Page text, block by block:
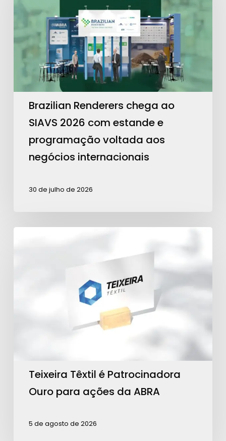
SIAVS
2026
com
estande
programação
voltada
negócios
internacionais
Brazilian Renderers chega ao
SIAVS 2026 com estande e
programação voltada aos
negócios internacionais
30 de julho de 2026
Teixeira Têxtil é Patrocinadora
Ouro para ações da ABRA
5 de agosto de 2026